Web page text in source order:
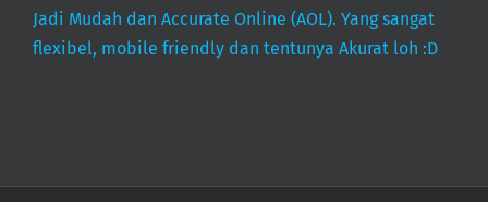
Jadi Mudah dan Accurate Online (AOL). Yang sangat
flexibel, mobile friendly dan tentunya Akurat loh :D